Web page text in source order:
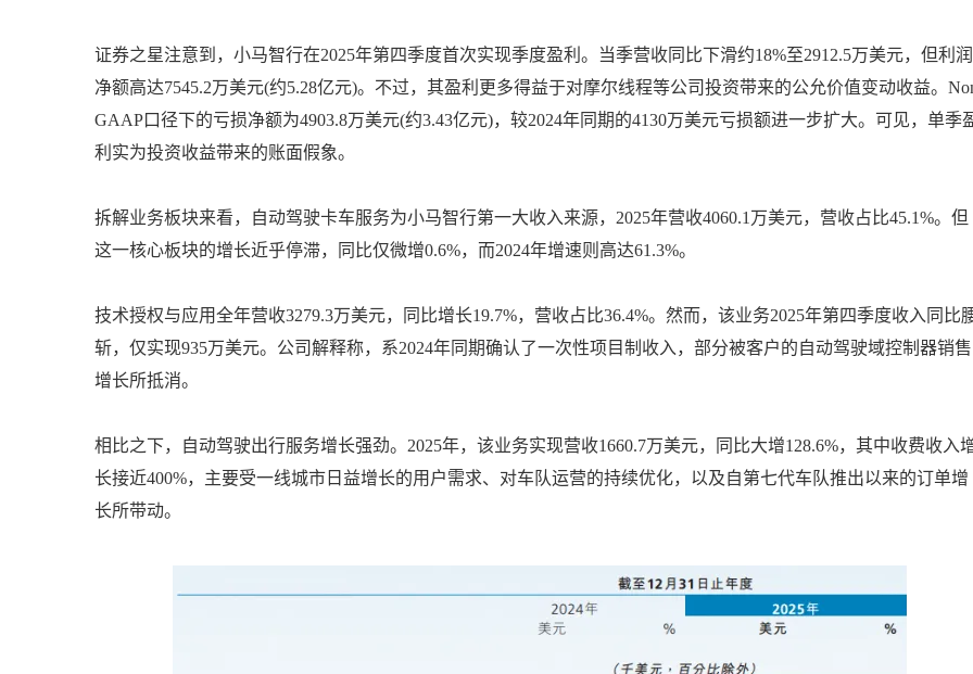
证券之星注意到，小马智行在2025年第四季度首次实现季度盈利。当季营收同比下滑约18%至2912.5万美元，但利润
净额高达7545.2万美元(约5.28亿元)。不过，其盈利更多得益于对摩尔线程等公司投资带来的公允价值变动收益。
GAAP口径下的亏损净额为4903.8万美元(约3.43亿元)，较2024年同期的4130万美元亏损额进一步扩大。可见，单季
利实为投资收益带来的账面假象。
拆解业务板块来看，自动驾驶卡车服务为小马智行第一大收入来源，2025年营收4060.1万美元，营收占比45.1%。但
这一核心板块的增长近乎停滞，同比仅微增0.6%，而2024年增速则高达61.3%。
技术授权与应用全年营收3279.3万美元，同比增长19.7%，营收占比36.4%。然而，该业务2025年第四季度收入同比
斩，仅实现935万美元。公司解释称，系2024年同期确认了一次性项目制收入，部分被客户的自动驾驶域控制器销售
增长所抵消。
相比之下，自动驾驶出行服务增长强劲。2025年，该业务实现营收1660.7万美元，同比大增128.6%，其中收费收入
长接近400%，主要受一线城市日益增长的用户需求、对车队运营的持续优化，以及自第七代车队推出以来的订单增
长所带动。